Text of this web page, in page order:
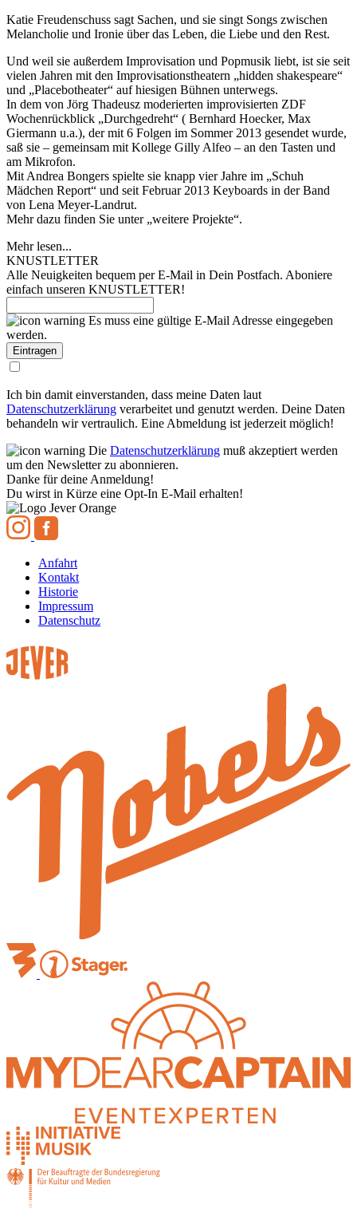
Katie Freudenschuss sagt Sachen, und sie singt Songs zwischen
Melancholie und Ironie über das Leben, die Liebe und den Rest.
Und weil sie außerdem Improvisation und Popmusik liebt, ist sie seit
vielen Jahren mit den Improvisationstheatern „hidden shakespeare“
und „Placebotheater“ auf hiesigen Bühnen unterwegs.
In dem von Jörg Thadeusz moderierten improvisierten ZDF
Wochenrückblick „Durchgedreht“ ( Bernhard Hoecker, Max
Giermann u.a.), der mit 6 Folgen im Sommer 2013 gesendet wurde,
saß sie – gemeinsam mit Kollege Gilly Alfeo – an den Tasten und
am Mikrofon.
Mit Andrea Bongers spielte sie knapp vier Jahre im „Schuh
Mädchen Report“ und seit Februar 2013 Keyboards in der Band
von Lena Meyer-Landrut.
Mehr dazu finden Sie unter „weitere Projekte“.
Mehr lesen...
KNUSTLETTER
Alle Neuigkeiten bequem per E-Mail in Dein Postfach. Aboniere
einfach unseren KNUSTLETTER!
Es muss eine gültige E-Mail Adresse eingegeben
werden.
Ich bin damit einverstanden, dass meine Daten laut
Datenschutzerklärung verarbeitet und genutzt werden. Deine Daten
behandeln wir vertraulich. Eine Abmeldung ist jederzeit möglich!
Die Datenschutzerklärung muß akzeptiert werden
um den Newsletter zu abonnieren.
Danke für deine Anmeldung!
Du wirst in Kürze eine Opt-In E-Mail erhalten!
Anfahrt
Kontakt
Historie
Impressum
Datenschutz